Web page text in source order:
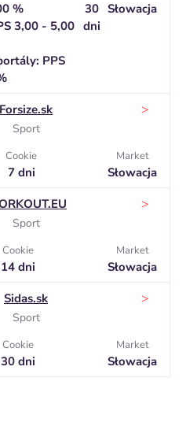
%
3,00 - 5,00
PPS
30
dni
Słowacja
Forsize.sk
Sport
>
Cookie
7 dni
Market
Słowacja
Sport
>
Cookie
14 dni
Market
Słowacja
Sidas.sk
Sport
>
Cookie
30 dni
Market
Słowacja